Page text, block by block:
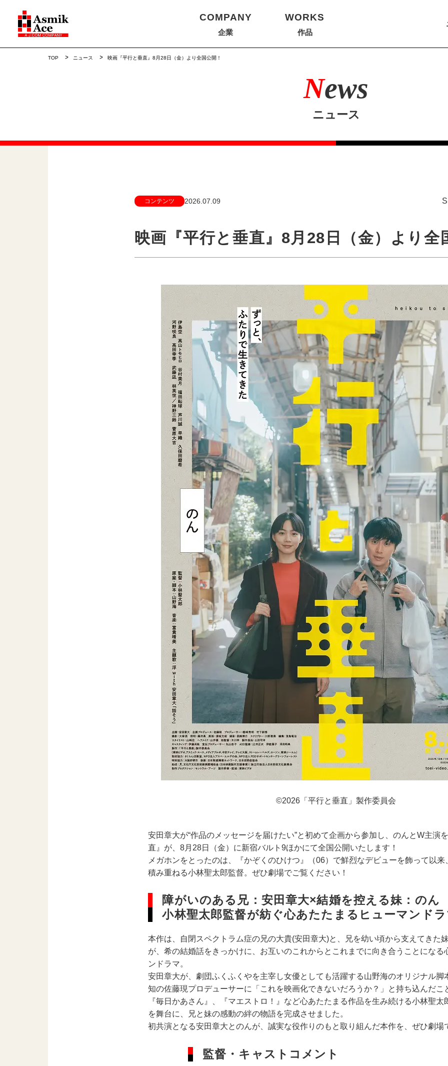
COMPANY
企業
WORKS
作品
TOP ニュース 映画『平行と垂直』8月28日（金）より全国公開！
News
ニュース
コンテンツ 2026.07.09
映画『平行と垂直』8月28日（金）より全
©2026「平行と垂直」製作委員会
安田章大が“作品のメッセージを届けたい”と初めて企画から参加し、のんとW主演
直』が、8月28日（金）に新宿バルト9ほかにて全国公開いたします！
メガホンをとったのは、『かぞくのひけつ』（06）で鮮烈なデビューを飾って以
積み重ねる小林聖太郎監督。ぜひ劇場でご覧ください！
障がいのある兄：安田章大×結婚を控える妹：のん
小林聖太郎監督が紡ぐ心あたたまるヒューマンド
本作は、自閉スペクトラム症の兄の大貴(安田章大)と、兄を幼い頃から支えてきた
が、希の結婚話をきっかけに、お互いのこれからとこれまでに向き合うことになる
ンドラマ。
安田章大が、劇団ふくふくやを主宰し女優としても活躍する山野海のオリジナル脚
知の佐藤現プロデューサーに「これを映画化できないだろうか？」と持ち込んだこ
『毎日かあさん』、『マエストロ！』など心あたたまる作品を生み続ける小林聖太
を舞台に、兄と妹の感動の絆の物語を完成させました。
初共演となる安田章大とのんが、誠実な役作りのもと取り組んだ本作を、ぜひ劇場
監督・キャストコメント